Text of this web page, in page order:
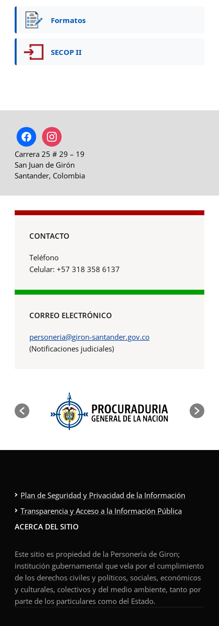
Formatos
SECOP II
facebookinstagram
Carrera 25 # 29 – 19
San Juan de Girón
Santander, Colombia
CONTACTO
Teléfono
Celular: +57 318 358 6137
CORREO ELECTRÓNICO
personeria@giron-santander.gov.co
(Notificaciones judiciales)
Plan de Seguridad y Privacidad de la Información
Transparencia y Acceso a la Información Pública
ACERCA DEL SITIO
Este sitio es propiedad de la Personería de Giron;
institución gubernamental que vela por el cumplimiento
de los derechos civiles y políticos, sociales, económicos
y culturales, colectivos y del medio ambiente, tanto por
parte de los particulares como del Estado.